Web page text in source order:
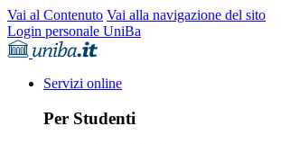
Vai al Contenuto Vai alla navigazione del sito
Login personale UniBa
Servizi online
Per Studenti